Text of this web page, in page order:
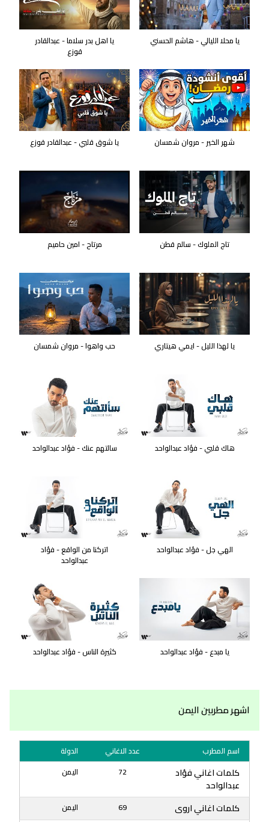
يا محلا الليالي - هاشم الحسني يا اهل بدر سلاما - عبدالقادر
قوزع
شهر الخير - مروان شمسان يا شوق قلبي - عبدالقادر قوزع
تاج الملوك - سالم قطن مرتاح - امين حاميم
يا لهذا الليل - ايمي هيتاري حب واهوا - مروان شمسان
هاك قلبي - فؤاد عبدالواحد سالتهم عنك - فؤاد عبدالواحد
الهي جل - فؤاد عبدالواحد اتركنا من الواقع - فؤاد
عبدالواحد
يا مبدع - فؤاد عبدالواحد كثيرة الناس - فؤاد عبدالواحد
اشهر مطربين اليمن
اسم المطرب عدد الاغاني الدولة
كلمات اغاني فؤاد
عبدالواحد
72 اليمن
كلمات اغاني اروى 69 اليمن